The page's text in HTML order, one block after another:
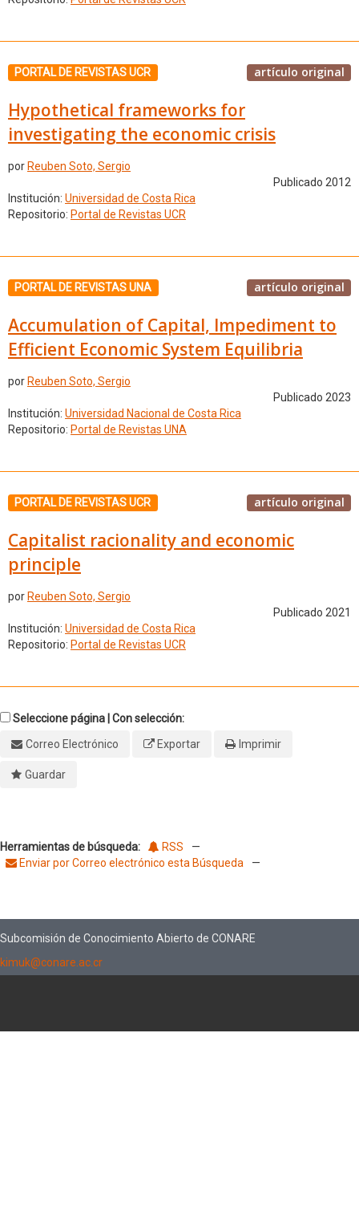
PORTAL DE REVISTAS UCR artículo original
Hypothetical frameworks for
investigating the economic crisis
por Reuben Soto, Sergio
Publicado 2012
Institución: Universidad de Costa Rica
Repositorio: Portal de Revistas UCR
PORTAL DE REVISTAS UNA artículo original
Accumulation of Capital, Impediment to
Efficient Economic System Equilibria
por Reuben Soto, Sergio
Publicado 2023
Institución: Universidad Nacional de Costa Rica
Repositorio: Portal de Revistas UNA
PORTAL DE REVISTAS UCR artículo original
Capitalist racionality and economic
principle
por Reuben Soto, Sergio
Publicado 2021
Institución: Universidad de Costa Rica
Repositorio: Portal de Revistas UCR
Seleccione página | Con selección:
Correo Electrónico
Exportar Imprimir
Guardar
Herramientas de búsqueda: RSS
—
Enviar por Correo electrónico esta Búsqueda
—
Subcomisión de Conocimiento Abierto de CONARE
kimuk@conare.ac.cr